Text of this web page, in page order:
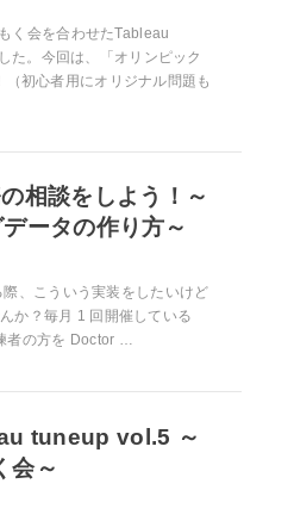
く会を合わせたTableau
た。今回は、「オリンピック
初心者用にオリジナル問題も
相談をしよう！～
ータの作り方～
、こういう実装をしたいけど
か？毎月 1 回開催している
者の方を Doctor …
tuneup vol.5 ～
会～